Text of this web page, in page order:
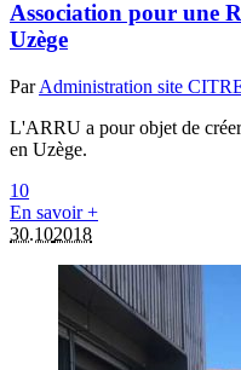
Association pour une
Uzège
ParAdministration site
L'ARRU a pour objet de
en Uzège.
10
En savoir +
30.102018